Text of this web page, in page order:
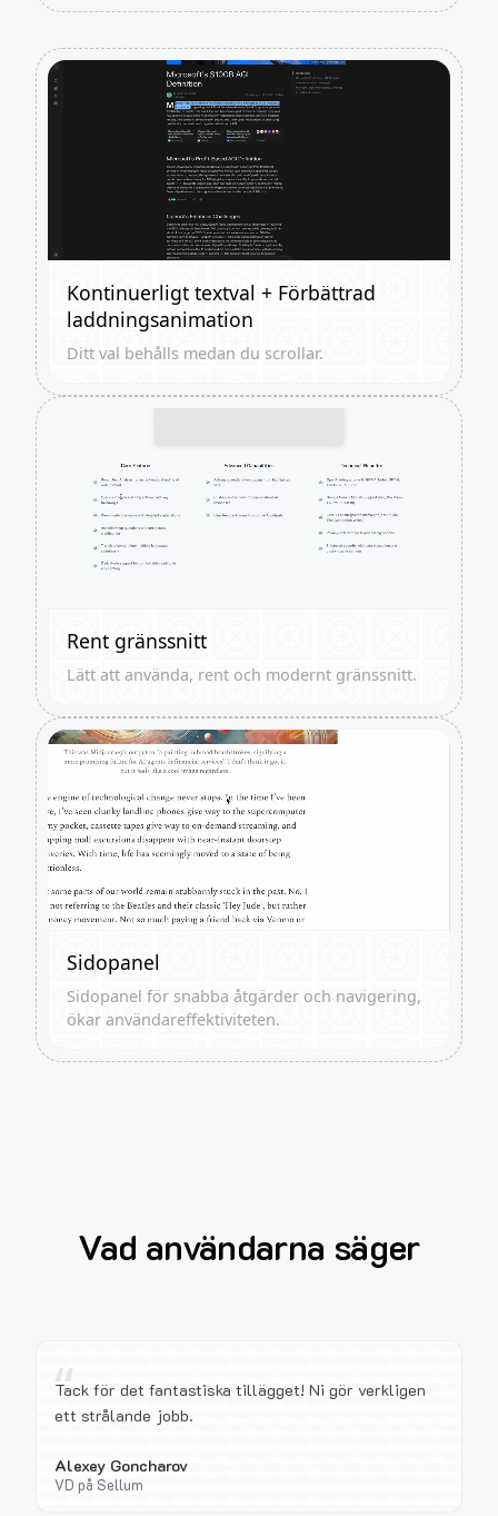
Kontinuerligt textval + Förbättrad
laddningsanimation
Ditt val behålls medan du scrollar.
Rent gränssnitt
Lätt att använda, rent och modernt gränssnitt.
Sidopanel
Sidopanel för snabba åtgärder och navigering,
ökar användareffektiviteten.
Vad användarna säger
“
Tack för det fantastiska tillägget! Ni gör verkligen
ett strålande jobb.
Alexey Goncharov
VD på Sellum